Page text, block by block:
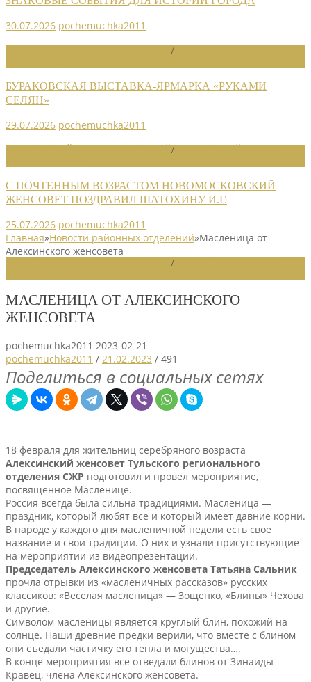
30.07.2026 pochemuchka2011
/
БУРАКОВСКАЯ ВЫСТАВКА-ЯРМАРКА «РУКАМИ
СЕЛЯН»
29.07.2026 pochemuchka2011
/
С ПОЧТЕННЫМ ВОЗРАСТОМ НОВОМОСКОВСКИЙ
ЖЕНСОВЕТ ПОЗДРАВИЛ ШАТОХИНУ И.Г.
25.07.2026 pochemuchka2011
Главная»Новости районных отделений»Масленица от
Алексинского женсовета
/
МАСЛЕНИЦА ОТ АЛЕКСИНСКОГО
ЖЕНСОВЕТА
pochemuchka2011 2023-02-21
pochemuchka2011 / 21.02.2023 / 491
Поделиться в социальных сетях
18 февраля для жительниц серебряного возраста
Алексинский женсовет Тульского регионального
отделения СЖР подготовил и провел мероприятие,
посвященное Масленице.
Россия всегда была сильна традициями. Масленица —
праздник, который любят все и который имеет давние корни.
В народе у каждого дня масленичной недели есть свое
название и свои традиции. О них и узнали присутствующие
на мероприятии из видеопрезентации.
Председатель Алексинского женсовета Татьяна Сальник
прочла отрывки из «масленичных рассказов» русских
классиков: «Веселая масленица» — Зощенко, «Блины» Чехова
и другие.
Символом масленицы является круглый блин, похожий на
солнце. Наши древние предки верили, что вместе с блином
они съедали частичку его тепла и могущества….
В конце мероприятия все отведали блинов от Зинаиды
Кравец, члена Алексинского женсовета.